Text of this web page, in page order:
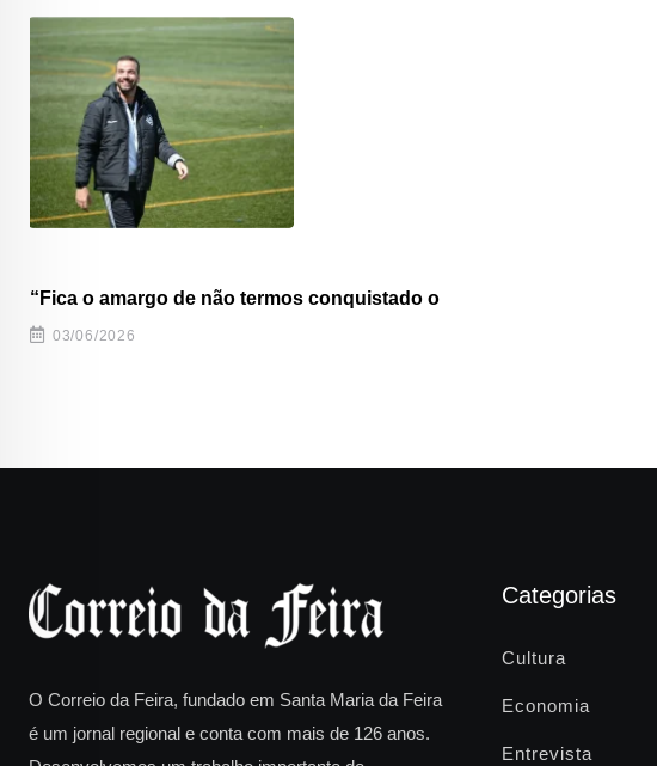
“Fica o amargo de não termos conquistado o
03/06/2026
O Correio da Feira, fundado em Santa Maria da Feira
é um jornal regional e conta com mais de 126 anos.
Categorias
Cultura
Economia
Entrevista